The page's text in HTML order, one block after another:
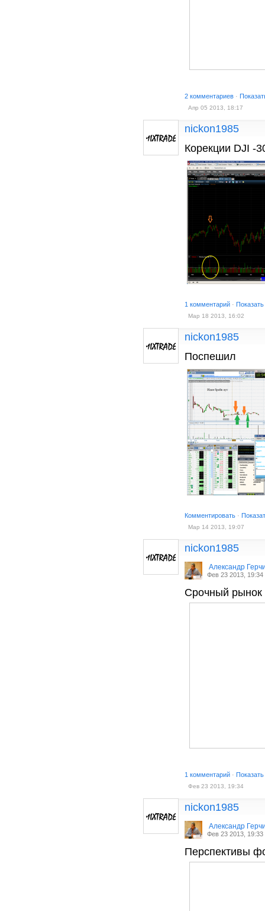
2 комментариев ·
Апр 05 2013, 18:17
nickon1985
Корекции DJI -
1 комментарий ·
Мар 18 2013, 16:02
nickon1985
Поспешил
Комментировать ·
Мар 14 2013, 19:07
nickon1985
Александр
Фев 23 2013, 19:34
Срочный рынок
1 комментарий ·
Фев 23 2013, 19:34
nickon1985
Александр
Фев 23 2013, 19:33
Перспективы